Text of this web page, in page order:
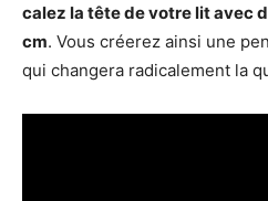
calez la tête de votre lit avec
cm. Vous créerez ainsi une
qui changera radicalement la